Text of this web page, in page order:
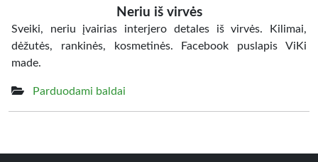
Neriu iš virvės
Sveiki, neriu įvairias interjero detales iš virvės. Kilimai,
dėžutės, rankinės, kosmetinės. Facebook puslapis ViKi
made.
Parduodami baldai